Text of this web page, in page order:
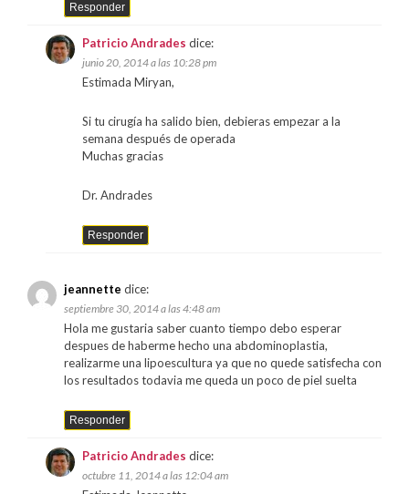
Responder
Patricio Andrades dice:
junio 20, 2014 a las 10:28 pm
Estimada Miryan,
Si tu cirugía ha salido bien, debieras empezar a la
semana después de operada
Muchas gracias
Dr. Andrades
Responder
jeannette dice:
septiembre 30, 2014 a las 4:48 am
Hola me gustaria saber cuanto tiempo debo esperar
despues de haberme hecho una abdominoplastia,
realizarme una lipoescultura ya que no quede satisfecha con
los resultados todavia me queda un poco de piel suelta
Responder
Patricio Andrades dice:
octubre 11, 2014 a las 12:04 am